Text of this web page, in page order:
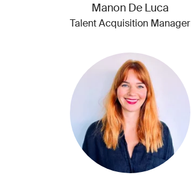
Manon De Luca
Talent Acquisition Manager